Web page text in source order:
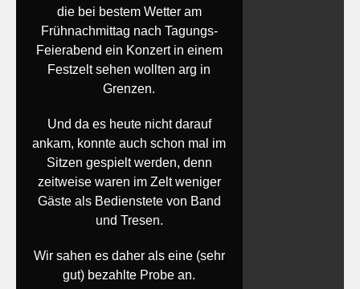
die bei bestem Wetter am
Frühnachmittag nach Tagungs-
Feierabend ein Konzert in einem
Festzelt sehen wollten arg in
Grenzen.
Und da es heute nicht darauf
ankam, konnte auch schon mal im
Sitzen gespielt werden, denn
zeitweise waren im Zelt weniger
Gäste als Bedienstete von Band
und Tresen.
Wir sahen es daher als eine (sehr
gut) bezahlte Probe an.